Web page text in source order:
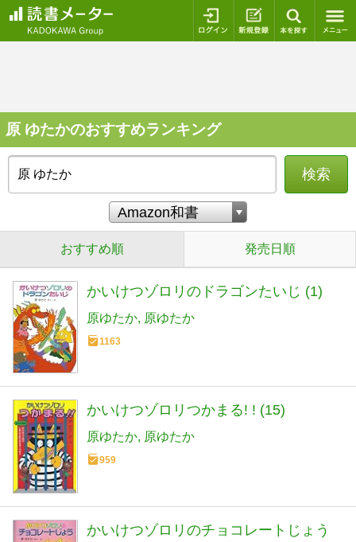
ログイン 新規登録
原 ゆたかのおすすめランキング
検索
おすすめ順 発売日順
かいけつゾロリのドラゴンたいじ (1)
原ゆたか 原ゆたか
1163
かいけつゾロリつかまる! ! (15)
原ゆたか 原ゆたか
959
かいけつゾロリのチョコレートじょう